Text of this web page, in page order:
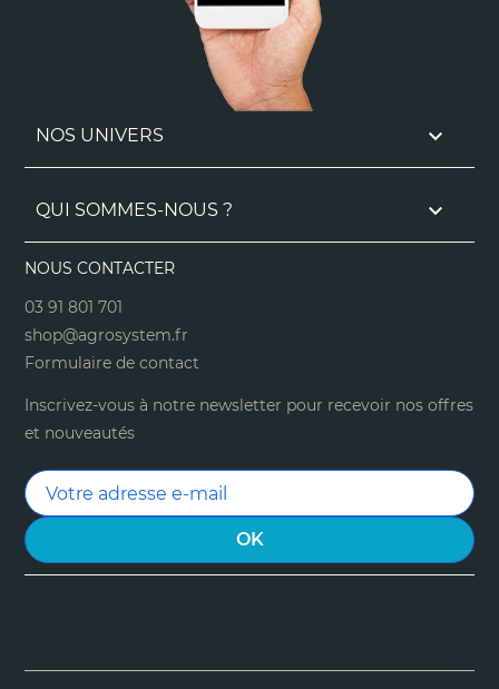
NOS UNIVERS 
QUI SOMMES-NOUS ? 
NOUS CONTACTER
03 91 801 701
shop@agrosystem.fr
Formulaire de contact
Inscrivez-vous à notre newsletter pour recevoir nos offres
et nouveautés